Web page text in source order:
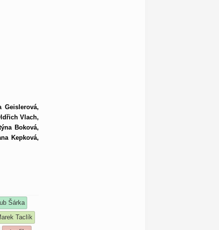
Vlach,
Boková,
Kepková,
Šárka
Taclík